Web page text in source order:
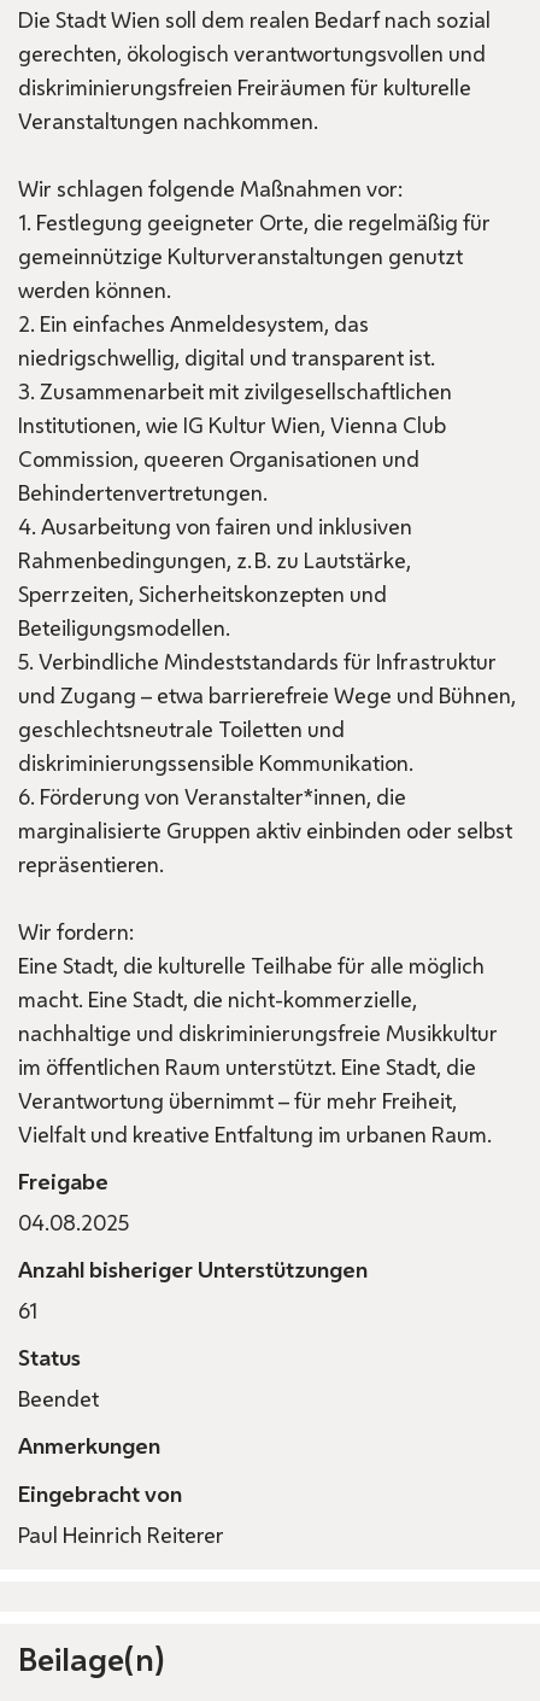
Die Stadt Wien soll dem realen Bedarf nach sozial
gerechten, ökologisch verantwortungsvollen und
diskriminierungsfreien Freiräumen für kulturelle
Veranstaltungen nachkommen.
Wir schlagen folgende Maßnahmen vor:
1. Festlegung geeigneter Orte, die regelmäßig für
gemeinnützige Kulturveranstaltungen genutzt
werden können.
2. Ein einfaches Anmeldesystem, das
niedrigschwellig, digital und transparent ist.
3. Zusammenarbeit mit zivilgesellschaftlichen
Institutionen, wie IG Kultur Wien, Vienna Club
Commission, queeren Organisationen und
Behindertenvertretungen.
4. Ausarbeitung von fairen und inklusiven
Rahmenbedingungen, z. B. zu Lautstärke,
Sperrzeiten, Sicherheitskonzepten und
Beteiligungsmodellen.
5. Verbindliche Mindeststandards für Infrastruktur
und Zugang – etwa barrierefreie Wege und Bühnen,
geschlechtsneutrale Toiletten und
diskriminierungssensible Kommunikation.
6. Förderung von Veranstalter*innen, die
marginalisierte Gruppen aktiv einbinden oder selbst
repräsentieren.
Wir fordern:
Eine Stadt, die kulturelle Teilhabe für alle möglich
macht. Eine Stadt, die nicht-kommerzielle,
nachhaltige und diskriminierungsfreie Musikkultur
im öffentlichen Raum unterstützt. Eine Stadt, die
Verantwortung übernimmt – für mehr Freiheit,
Vielfalt und kreative Entfaltung im urbanen Raum.
Freigabe
04.08.2025
Anzahl bisheriger Unterstützungen
61
Status
Beendet
Anmerkungen
Eingebracht von
Paul Heinrich Reiterer
Beilage(n)